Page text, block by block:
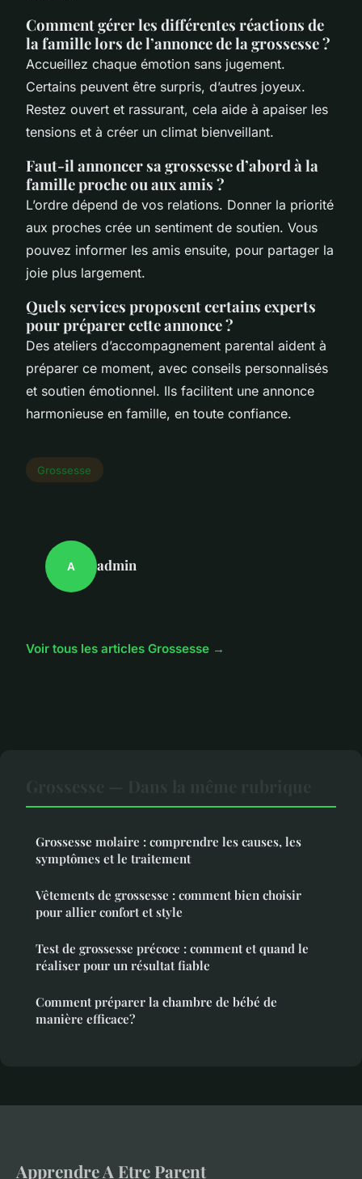
Comment gérer les différentes réactions de
la famille lors de l’annonce de la grossesse ?
Accueillez chaque émotion sans jugement.
Certains peuvent être surpris, d’autres joyeux.
Restez ouvert et rassurant, cela aide à apaiser les
tensions et à créer un climat bienveillant.
Faut-il annoncer sa grossesse d’abord à la
famille proche ou aux amis ?
L’ordre dépend de vos relations. Donner la priorité
aux proches crée un sentiment de soutien. Vous
pouvez informer les amis ensuite, pour partager la
joie plus largement.
Quels services proposent certains experts
pour préparer cette annonce ?
Des ateliers d’accompagnement parental aident à
préparer ce moment, avec conseils personnalisés
et soutien émotionnel. Ils facilitent une annonce
harmonieuse en famille, en toute confiance.
Grossesse
A admin
Voir tous les articles Grossesse →
Grossesse molaire : comprendre les causes, les
symptômes et le traitement
Vêtements de grossesse : comment bien choisir
pour allier confort et style
Test de grossesse précoce : comment et quand le
réaliser pour un résultat fiable
Comment préparer la chambre de bébé de
manière efficace?
Apprendre A Etre Parent